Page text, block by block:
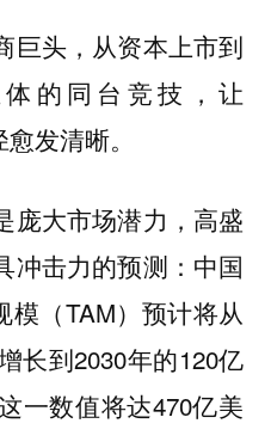
巨头，从资本上市到
的同台竞技，让
发清晰。
庞大市场潜力，高盛
冲击力的预测：中国
模（TAM）预计将从
长到2030年的120亿
一数值将达470亿美